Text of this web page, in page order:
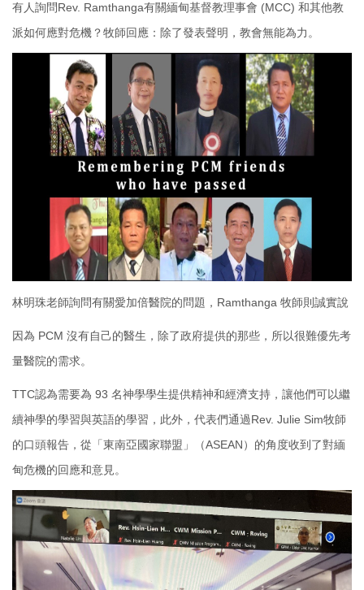
有人詢問Rev. Ramthanga有關緬甸基督教理事會 (MCC) 和其他教
派如何應對危機？牧師回應：除了發表聲明，教會無能為力。
林明珠老師詢問有關愛加倍醫院的問題，Ramthanga 牧師則誠實說
因為 PCM 沒有自己的醫生，除了政府提供的那些，所以很難優先考
量醫院的需求。
TTC認為需要為 93 名神學學生提供精神和經濟支持，讓他們可以繼
續神學的學習與英語的學習，此外，代表們通過Rev. Julie Sim牧師
的口頭報告，從「東南亞國家聯盟」（ASEAN）的角度收到了對緬
甸危機的回應和意見。